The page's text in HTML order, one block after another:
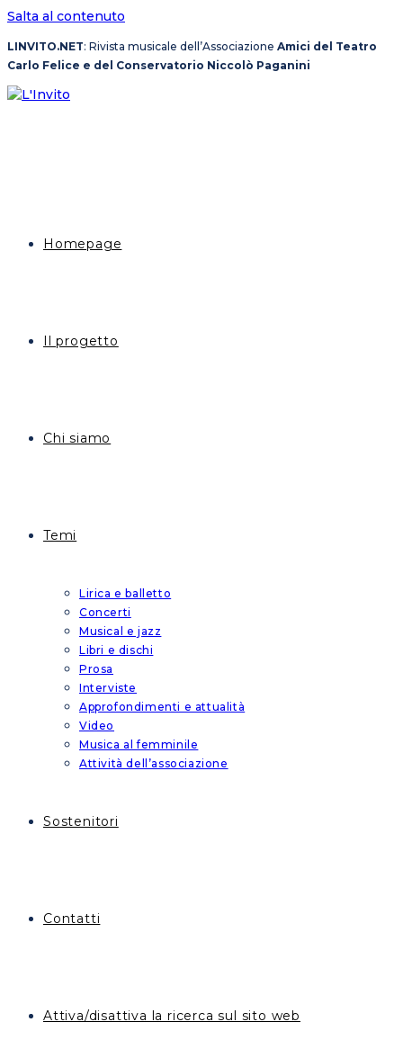
Salta al contenuto
LINVITO.NET: Rivista musicale dell’Associazione Amici del Teatro
Carlo Felice e del Conservatorio Niccolò Paganini
Homepage
Il progetto
Chi siamo
Temi
Lirica e balletto
Concerti
Musical e jazz
Libri e dischi
Prosa
Interviste
Approfondimenti e attualità
Video
Musica al femminile
Attività dell’associazione
Sostenitori
Contatti
Attiva/disattiva la ricerca sul sito web